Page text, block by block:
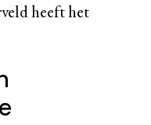
heeft het